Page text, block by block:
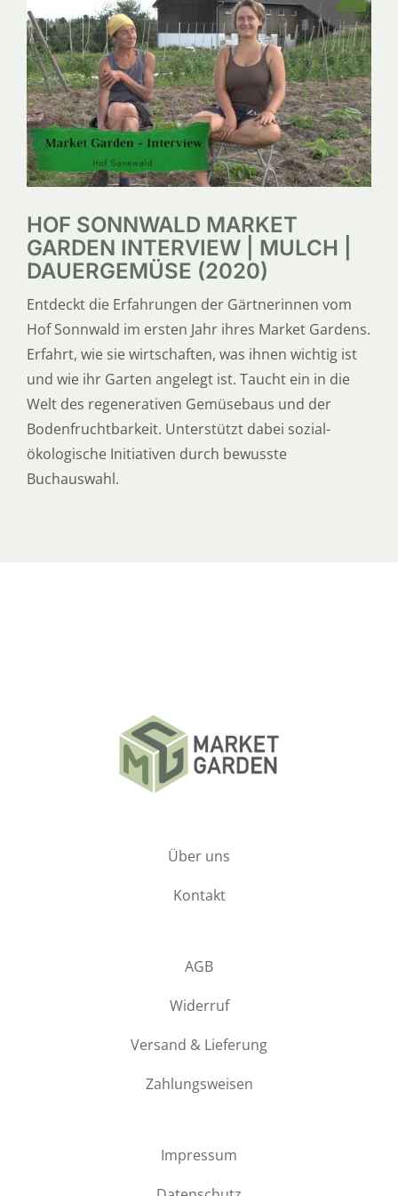
SERVICE
ÜBER UNS
HOF SONNWALD MARKET
GARDEN INTERVIEW | MULCH |
DAUERGEMÜSE (2020)
Entdeckt die Erfahrungen der Gärtnerinnen vom
Hof Sonnwald im ersten Jahr ihres Market Gardens.
Erfahrt, wie sie wirtschaften, was ihnen wichtig ist
und wie ihr Garten angelegt ist. Taucht ein in die
Welt des regenerativen Gemüsebaus und der
Bodenfruchtbarkeit. Unterstützt dabei sozial-
ökologische Initiativen durch bewusste
Buchauswahl.
Über uns
Kontakt
AGB
Widerruf
Versand & Lieferung
Zahlungsweisen
Impressum